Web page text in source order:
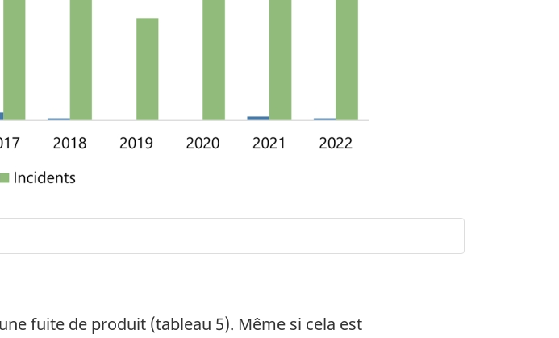
fuite de produit (tableau 5). Même si cela est